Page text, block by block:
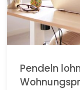
Pendeln